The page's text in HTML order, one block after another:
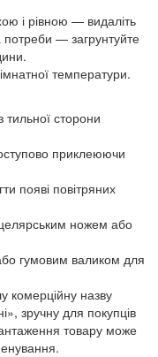
і рівною — видаліть
— загрунтуйте
температури.
тильної сторони
приклеюючи
появі повітряних
ножем або
гумовим валиком для
комерційну назву
зручну для покупців
товару може